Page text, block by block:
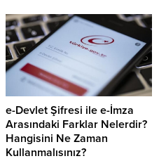
e-Devlet Şifresi ile e-İmza
Arasındaki Farklar Nelerdir?
Hangisini Ne Zaman
Kullanmalısınız?